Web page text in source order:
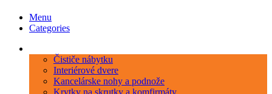
Menu
Categories
Čističe nábytku
Interiérové dvere
Kancelárske nohy a podnože
Krytky na skrutky a komfirmáty